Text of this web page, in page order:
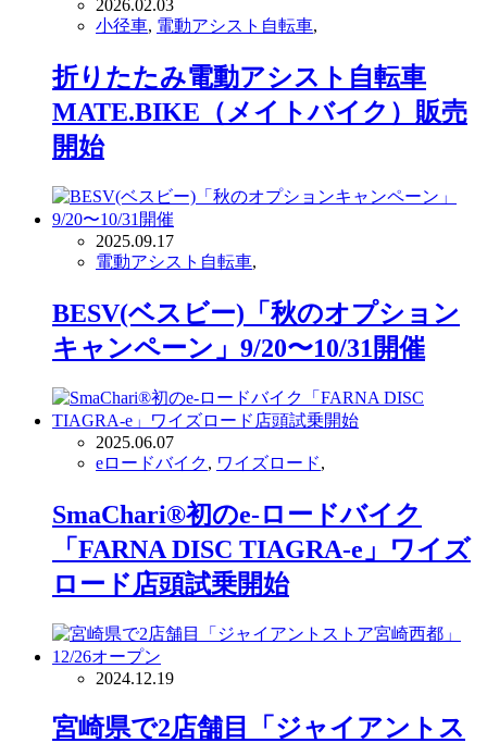
2026.02.03
小径車, 電動アシスト自転車,
折りたたみ電動アシスト自転車
MATE.BIKE（メイトバイク）販売
開始
2025.09.17
電動アシスト自転車,
BESV(ベスビー)「秋のオプション
キャンペーン」9/20〜10/31開催
2025.06.07
eロードバイク, ワイズロード,
SmaChari®︎初のe-ロードバイク
「FARNA DISC TIAGRA-e」ワイズ
ロード店頭試乗開始
2024.12.19
宮崎県で2店舗目「ジャイアントス